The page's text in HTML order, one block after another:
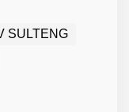
SULTENG